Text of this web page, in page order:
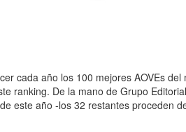
cada año los 100 mejores AOVEs
ranking. De la mano de Grupo
este año -los 32 restantes